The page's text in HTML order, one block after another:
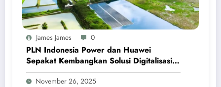
James James 0
PLN Indonesia Power dan Huawei
Sepakat Kembangkan Solusi Digitalisasi
Pembangkit Listrik Berbasis AI
November 26, 2025